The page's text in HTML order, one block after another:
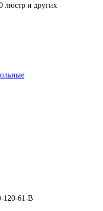
люстр и других
120-61-B